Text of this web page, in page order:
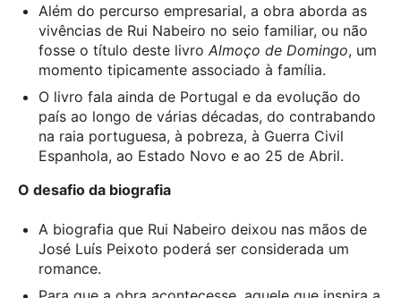
Além do percurso empresarial, a obra aborda as
vivências de Rui Nabeiro no seio familiar, ou não
fosse o título deste livroAlmoço de Domingo, um
momento tipicamente associado à família.
O livro fala ainda de Portugal e da evolução do
país ao longo de várias décadas, do contrabando
na raia portuguesa, à pobreza, à Guerra Civil
Espanhola, ao Estado Novo e ao 25 de Abril.
O desafio da biografia
A biografia que Rui Nabeiro deixou nas mãos de
José Luís Peixoto poderá ser considerada um
romance.